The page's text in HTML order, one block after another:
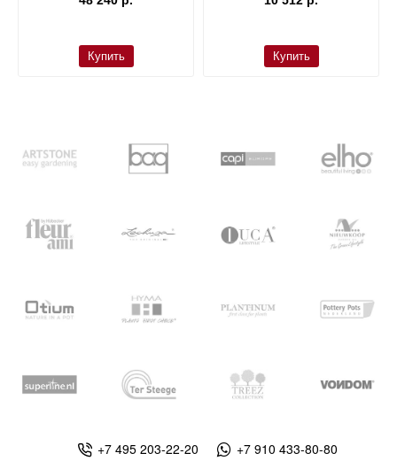
Купить Купить
+7 495 203-22-20 +7 910 433-80-80